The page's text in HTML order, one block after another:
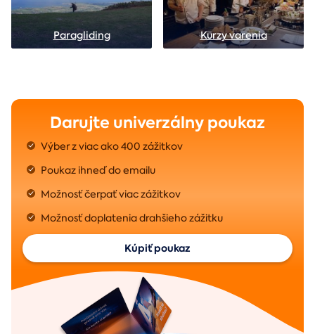
Paragliding Kurzy varenia
Darujte univerzálny poukaz
Výber z viac ako 400 zážitkov
Poukaz ihneď do emailu
Možnosť čerpať viac zážitkov
Možnosť doplatenia drahšieho zážitku
Kúpiť poukaz